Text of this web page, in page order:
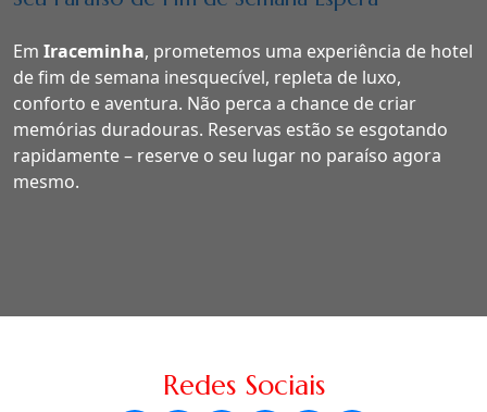
Em Iraceminha, prometemos uma experiência de hotel
de fim de semana inesquecível, repleta de luxo,
conforto e aventura. Não perca a chance de criar
memórias duradouras. Reservas estão se esgotando
rapidamente – reserve o seu lugar no paraíso agora
mesmo.
Redes Sociais